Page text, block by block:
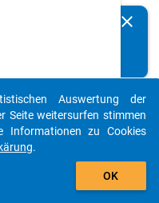
en
s
20
18
clear
auto_stories
add_shopping_cart
Auswertung der
Seite weitersurfen stimmen
Informationen zu Cookies
.
OK